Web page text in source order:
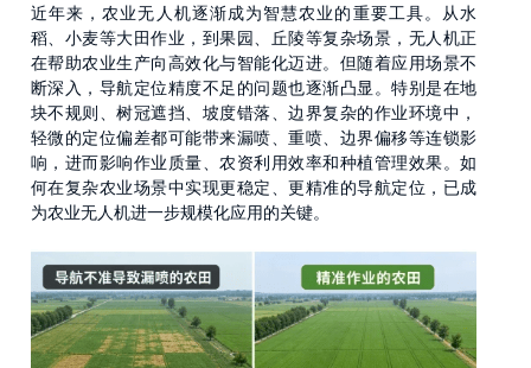
近年来，农业无人机逐渐成为智慧农业的重要工具。从水
稻、小麦等大田作业，到果园、丘陵等复杂场景，无人机正
在帮助农业生产向高效化与智能化迈进。但随着应用场景不
断深入，导航定位精度不足的问题也逐渐凸显。特别是在地
块不规则、树冠遮挡、坡度错落、边界复杂的作业环境中，
轻微的定位偏差都可能带来漏喷、重喷、边界偏移等连锁影
响，进而影响作业质量、农资利用效率和种植管理效果。如
何在复杂农业场景中实现更稳定、更精准的导航定位，已成
为农业无人机进一步规模化应用的关键。